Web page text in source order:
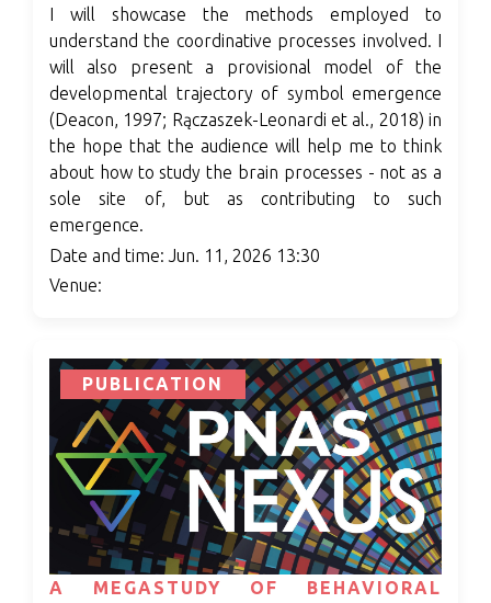
I will showcase the methods employed to
understand the coordinative processes involved. I
will also present a provisional model of the
developmental trajectory of symbol emergence
(Deacon, 1997; Rączaszek-Leonardi et al., 2018) in
the hope that the audience will help me to think
about how to study the brain processes - not as a
sole site of, but as contributing to such
emergence.
Date and time: Jun. 11, 2026 13:30
Venue:
PUBLICATION
A MEGASTUDY OF BEHAVIORAL